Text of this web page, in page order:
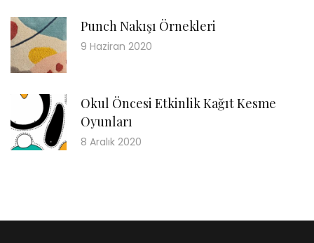
Punch Nakışı Örnekleri
9 Haziran 2020
Okul Öncesi Etkinlik Kağıt Kesme
Oyunları
8 Aralık 2020